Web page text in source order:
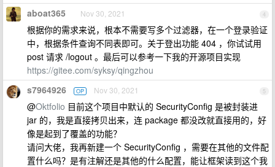
4
aboat365 Nov 30, 2021
根据你的需求来说，根本不需要写多个过滤器，在一个登录验证
中，根据条件查询不同表即可。关于登出功能 404 ，你试试用
post 请求 /logout 。最后可以参考一下我的开源项目实现
https://gitee.com/syksy/qingzhou
5
s7964926 OP Nov 30, 2021
@Oktfolio 目前这个项目中默认的 SecurityConfig 是被封装进
jar 的，我是直接拷贝出来，连 package 都没改就直接用的，好
像是起到了覆盖的功能？
请问大佬，我再新建一个 SecurityConfig ，需要在其他的文件配
置什么吗？是有注解还是其他的什么配置，能让框架读到这个我